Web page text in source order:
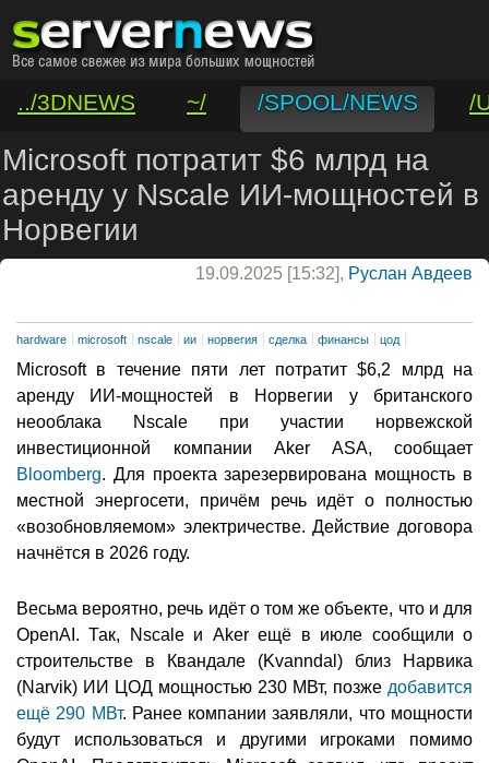
../3DNEWS ~/ /SPOOL/NEWS
/
/VAR/CONTACT
Microsoft потратит $6 млрд на
аренду у Nscale ИИ-мощностей в
Норвегии
19.09.2025 [15:32], Руслан Авдеев
hardware microsoft nscale ии норвегия сделка финансы цод
Microsoft в течение пяти лет потратит $6,2 млрд на
аренду ИИ-мощностей в Норвегии у британского
неооблака Nscale при участии норвежской
инвестиционной компании Aker ASA, сообщает
Bloomberg. Для проекта зарезервирована мощность в
местной энергосети, причём речь идёт о полностью
«возобновляемом» электричестве. Действие договора
начнётся в 2026 году.
Весьма вероятно, речь идёт о том же объекте, что и для
OpenAI. Так, Nscale и Aker ещё в июле сообщили о
строительстве в Квандале (Kvanndal) близ Нарвика
(Narvik) ИИ ЦОД мощностью 230 МВт, позже добавится
ещё 290 МВт. Ранее компании заявляли, что мощности
будут использоваться и другими игроками помимо